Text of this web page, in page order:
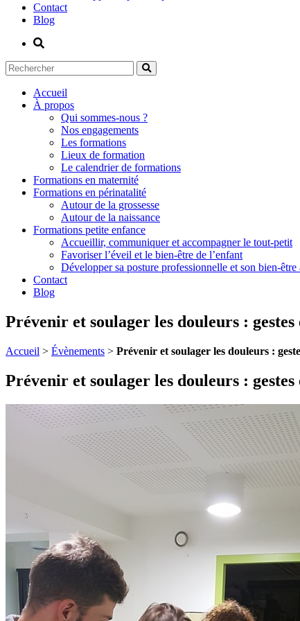
Contact
Blog
Accueil
À propos
Qui sommes-nous ?
Nos engagements
Les formations
Lieux de formation
Le calendrier de formations
Formations en maternité
Formations en périnatalité
Autour de la grossesse
Autour de la naissance
Formations petite enfance
Accueillir, communiquer et accompagner le tout-petit
Favoriser l’éveil et le bien-être de l’enfant
Développer sa posture professionnelle et son bien-être
Contact
Blog
Prévenir et soulager les douleurs :
Accueil > Évènements > Prévenir et soulager les douleurs :
Prévenir et soulager les douleurs :